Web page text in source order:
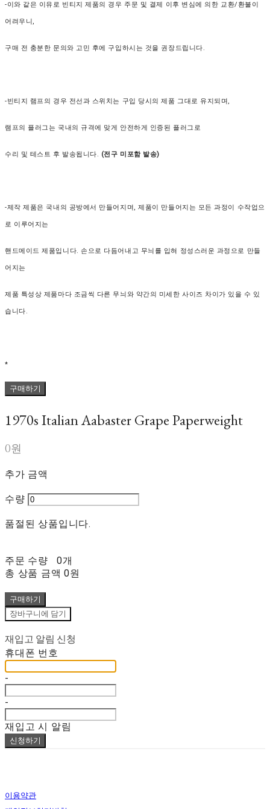
-이와 같은 이유로 빈티지 제품의 경우 주문 및 결제 이후 변심에 의한 교환/환불이
어려우니,
구매 전 충분한 문의와 고민 후에 구입하시는 것을 권장드립니다.
-빈티지 램프의 경우 전선과 스위치는 구입 당시의 제품 그대로 유지되며,
램프의 플러그는 국내의 규격에 맞게 안전하게 인증된 플러그로
수리 및 테스트 후 발송됩니다. (전구 미포함 발송)
-제작 제품은 국내의 공방에서 만들어지며, 제품이 만들어지는 모든 과정이 수작업으
로 이루어지는
핸드메이드 제품입니다. 손으로 다듬어내고 무늬를 입혀 정성스러운 과정으로 만들
어지는
제품 특성상 제품마다 조금씩 다른 무늬와 약간의 미세한 사이즈 차이가 있을 수 있
습니다.
*
구매하기
1970s Italian Aabaster Grape Paperweight
0원
추가 금액
수량
품절된 상품입니다.
주문 수량
0개
총 상품 금액 0원
구매하기
장바구니에 담기
재입고 알림 신청
휴대폰 번호
-
-
재입고 시 알림
신청하기
이용약관